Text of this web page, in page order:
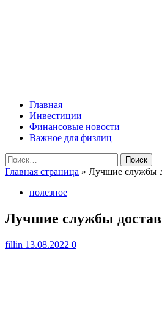
Главная
Инвестиции
Финансовые новости
Важное для физлиц
Найти:
Главная страница » Лучшие службы
полезное
Лучшие службы
fillin 13.08.2022 0